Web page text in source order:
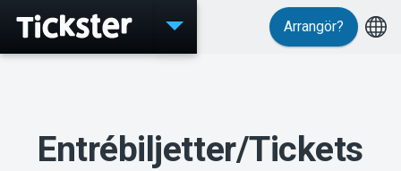
Arrangör?
Entrébiljetter/Tickets